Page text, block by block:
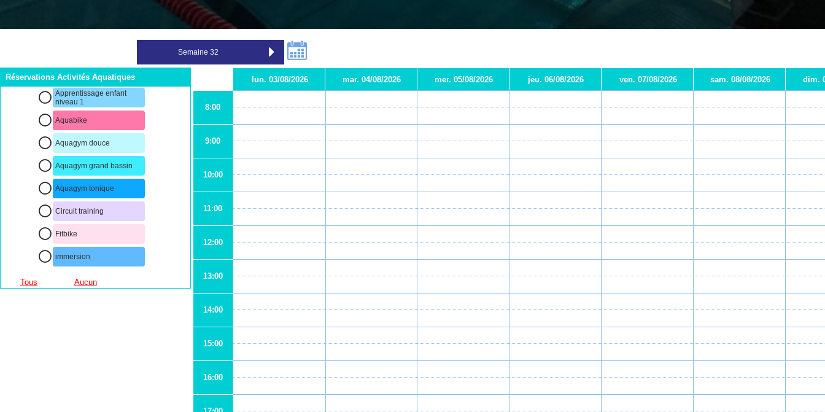
Réservations Activités Aquatiques
Apprentissage enfant
niveau 1
Aquabike
Aquagym douce
Aquagym grand bassin
Aquagym tonique
Circuit training
Fitbike
immersion
Tous Aucun
lun. 03/08/2026 mar. 04/08/2026 mer. 05/08/2026 jeu. 06/08/2026 ven. 07/08/2026 sam. 08/08/2026 dim.
8:00
9:00
10:00
11:00
12:00
13:00
14:00
15:00
16:00